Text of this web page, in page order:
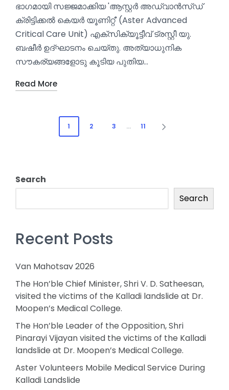
ഭാഗമായി സജ്ജമാക്കിയ 'ആസ്റ്റർ അഡ്വാൻസ്ഡ്
ക്രിട്ടിക്കൽ കെയർ യൂണിറ്റ്' (Aster Advanced
Critical Care Unit) എക്സിക്യൂട്ടീവ് ട്രസ്റ്റീ യു.
ബഷീർ ഉദ്ഘാടനം ചെയ്തു. അത്യാധുനിക
സൗകര്യങ്ങളോടു കൂടിയ പുതിയ…
Read More
1 2 3 … 11
Search
Search
Recent Posts
Van Mahotsav 2026
The Hon’ble Chief Minister, Shri V. D. Satheesan,
visited the victims of the Kalladi landslide at Dr.
Moopen’s Medical College.
The Hon’ble Leader of the Opposition, Shri
Pinarayi Vijayan visited the victims of the Kalladi
landslide at Dr. Moopen’s Medical College.
Aster Volunteers Mobile Medical Service During
Kalladi Landslide